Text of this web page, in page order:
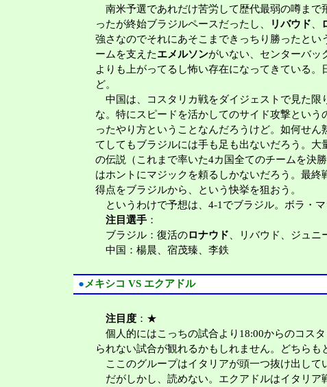
南米予選であれだけ苦労して歴代最弱の噂まで
ったが終始ブラジルペースだったし、
リバウド
強さなのでそれにあそこまできっちり勝ったと
ームを支えたエメルソンがいない、センターバッ
よりも上がってるし怖い存在になってきている
ど。
中国は、コスタリカ戦をダイジェストで見た限
な。特にスピードを活かしてのサイド攻撃とい
ったやり方ということなんだろうけど。如何せ
てしてもブラジルには手も足も出ないだろう。
の伝説（これまで率いた4カ国全てのチームを決
はホントにマジックを頼るしかないだろう。最
得点をブラジルから、という快挙を狙おう。
というわけで予想は、4-1でブラジル。ボラ・マ
注目選手 ：
ブラジル：復活のロナウド 、リバウド、ジュニ
中国：楊晨、宿茂臻、李鉄
●メキシコ VS エクアドル
注目度 ：★
個人的にはこっちの試合より18:00からのコス
られない試合が観れるかもしれません。どちら
ここのグループはイタリアが頭一つ抜け出して
だがしかし、読めない。エクアドルはイタリア